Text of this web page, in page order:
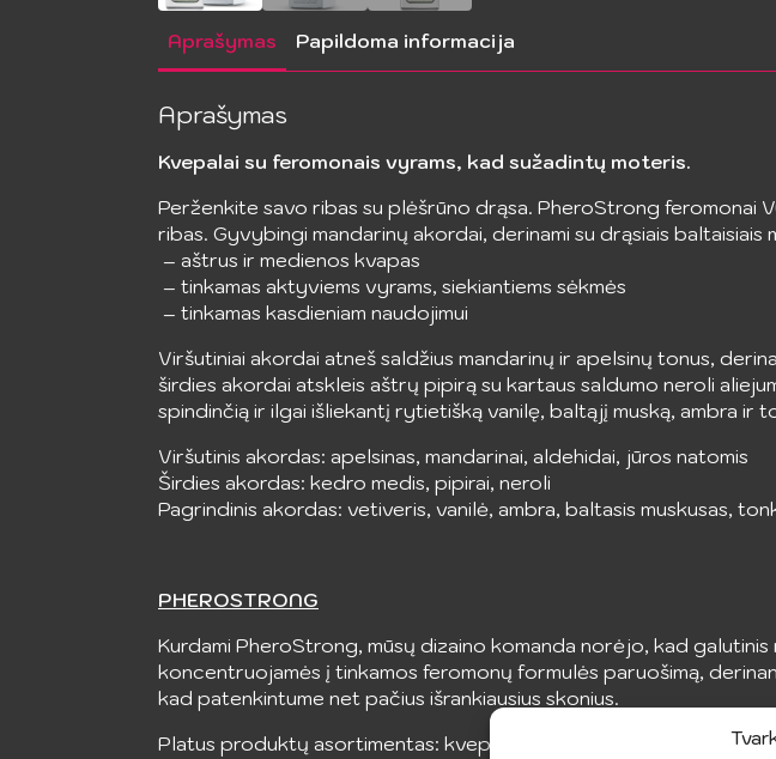
Aprašymas Papildoma informacija
Aprašymas
Kvepalai su feromonais vyrams, kad sužadintų moteris.
Perženkite savo ribas su plėšrūno drąsa. PheroStrong feromonai
ribas. Gyvybingi mandarinų akordai, derinami su drąsiais
– aštrus ir medienos kvapas
– tinkamas aktyviems vyrams, siekiantiems sėkmės
– tinkamas kasdieniam naudojimui
Viršutiniai akordai atneš saldžius mandarinų ir apelsinų tonus,
širdies akordai atskleis aštrų pipirą su kartaus saldumo neroli
spindinčią ir ilgai išliekantį rytietišką vanilę, baltąjį muską, ambra ir
Viršutinis akordas: apelsinas, mandarinai, aldehidai, jūros natomis
Širdies akordas: kedro medis, pipirai, neroli
Pagrindinis akordas: vetiveris, vanilė, ambra, baltasis muskusas,
PHEROSTRONG
Kurdami PheroStrong, mūsų dizaino komanda norėjo, kad
koncentruojamės į tinkamos feromonų formulės paruošimą,
kad patenkintume net pačius išrankiausius skonius.
Platus produktų asortimentas: kvepalai, aliejai, feromonų